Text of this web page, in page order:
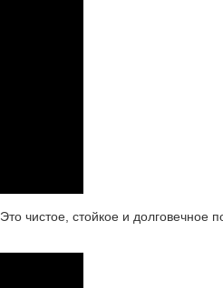
Это чистое, стойкое и долговечное